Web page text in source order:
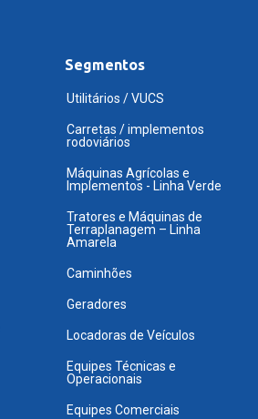
Segmentos
Utilitários / VUCS
Carretas / implementos
rodoviários
Máquinas Agrícolas e
Implementos - Linha Verde
Tratores e Máquinas de
Terraplanagem – Linha
Amarela
Caminhões
Geradores
Locadoras de Veículos
Equipes Técnicas e
Operacionais
Equipes Comerciais